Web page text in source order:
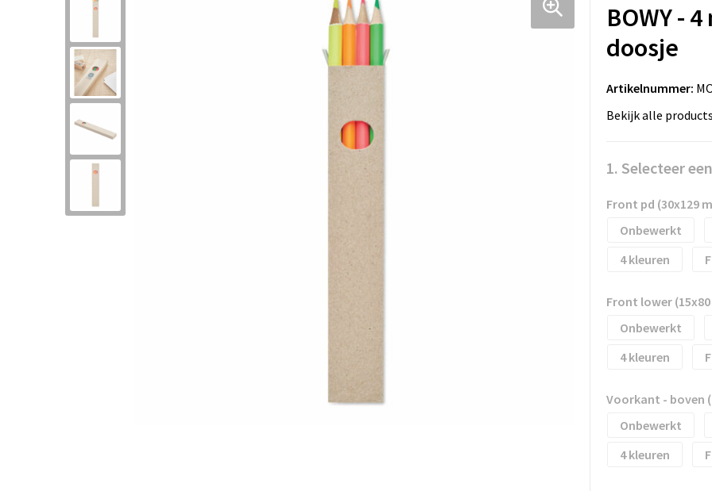
BOWY -
doosje
Artikelnummer:
Bekijk alle
1. Selecteer
Front pd (30x129
Onbewerkt
4
Front lower
Onbewerkt
4
Voorkant - boven
Onbewerkt
4